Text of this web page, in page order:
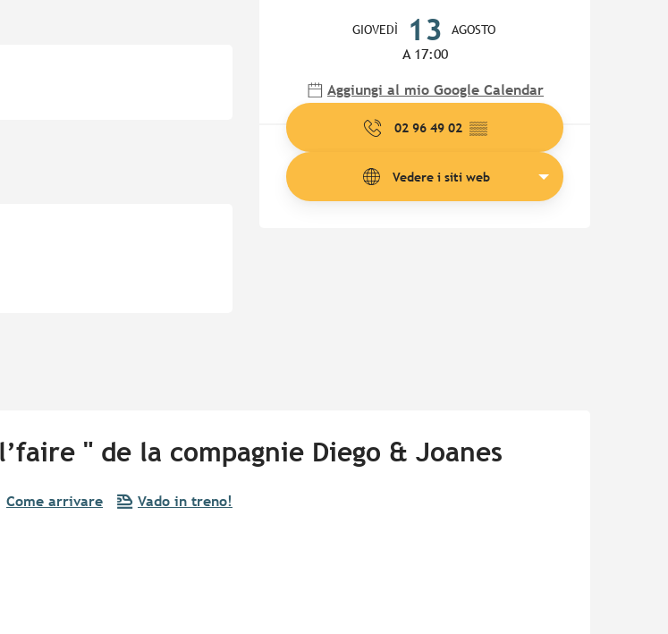
GIOVEDÌ 13 AGOSTO
A 17:00
Aggiungi al mio Google Calendar
02 96 49 02 ▒▒
Vedere i siti web
" de la compagnie Diego & Joanes
Come arrivare Vado in treno!